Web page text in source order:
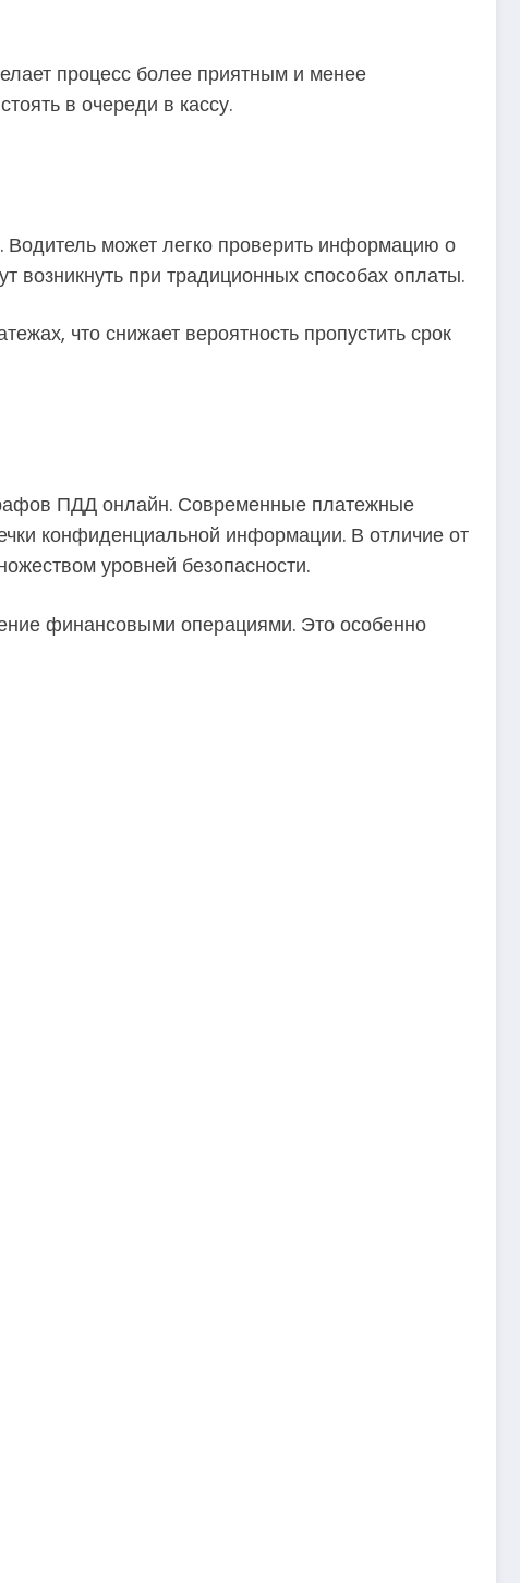
процесс более приятным и менее
в очереди в кассу.
может легко проверить информацию о
возникнуть при традиционных способах оплаты.
что снижает вероятность пропустить срок
ПДД онлайн. Современные платежные
конфиденциальной информации. В отличие от
уровней безопасности.
финансовыми операциями. Это особенно